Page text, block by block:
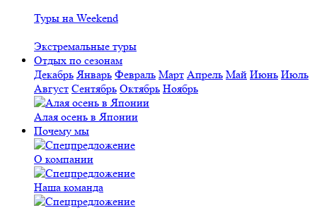
Туры на Weekend
Экстремальные туры
Отдых по сезонам
Декабрь Январь Февраль Март Апрель Май Июнь Июль
Август Сентябрь Октябрь Ноябрь
Алая осень в Японии
Почему мы
О компании
Наша команда